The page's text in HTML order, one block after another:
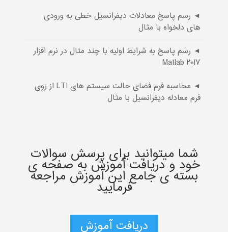
◄ رسم پاسخ معادلات دیفرانسیل خطی به ورودی
های دلخواه با مثال
◄ رسم پاسخ به شرایط اولیه با چند مثال در نرم افزار
Matlab 2017
◄ محاسبه فرم فضای حالت سیستم های LTI از روی
فرم معادله دیفرانسیل با مثال
شما میتوانید برای پرسش سوالات
خود و دریافت آموزش به صفحه ی
بسته ی جامع این آموزش مراجعه
فرمایید
دریافت آموزش